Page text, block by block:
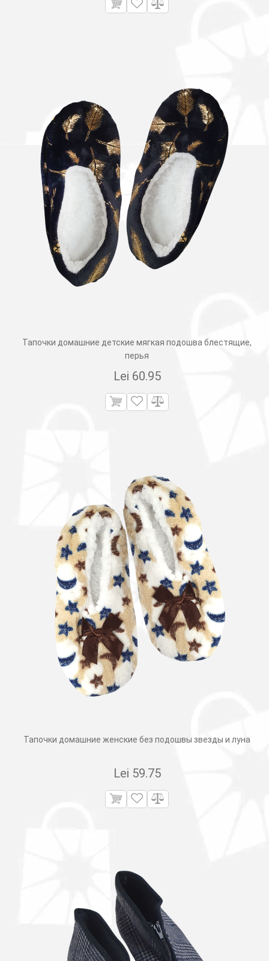
Тапочки домашние детские мягкая подошва блестящие,
перья
Lei 60.95
Тапочки домашние женские без подошвы звезды и луна
Lei 59.75